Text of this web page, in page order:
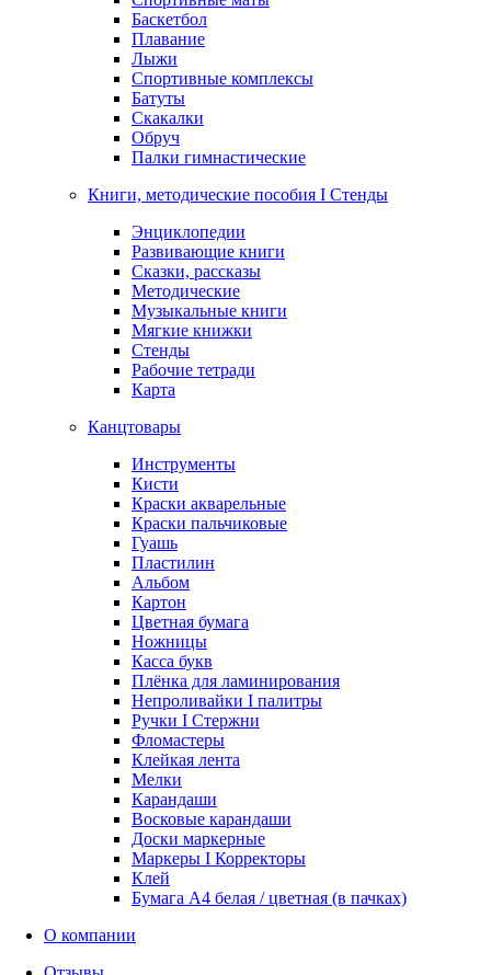
Баскетбол
Плавание
Лыжи
Спортивные комплексы
Батуты
Скакалки
Обруч
Палки гимнастические
Книги, методические пособия I Стенды
Энциклопедии
Развивающие книги
Сказки, рассказы
Методические
Музыкальные книги
Мягкие книжки
Стенды
Рабочие тетради
Карта
Канцтовары
Инструменты
Кисти
Краски акварельные
Краски пальчиковые
Гуашь
Пластилин
Альбом
Картон
Цветная бумага
Ножницы
Касса букв
Плёнка для ламинирования
Непроливайки I палитры
Ручки I Стержни
Фломастеры
Клейкая лента
Мелки
Карандаши
Восковые карандаши
Доски маркерные
Маркеры I Корректоры
Клей
Бумага А4 белая / цветная (в пачках)
О компании